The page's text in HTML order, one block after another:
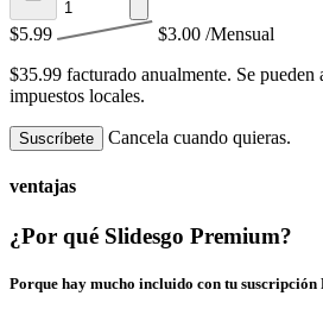
$5.99 $3.00 /Mensual
$35.99 facturado anualmente. Se pueden
impuestos locales.
Suscríbete Cancela cuando quieras.
ventajas
¿Por qué Slidesgo Premium?
Porque hay mucho incluido con tu suscripción